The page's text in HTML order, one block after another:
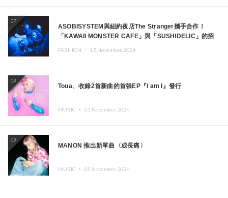
07
ASOBISYSTEM與紐約夜店The Stranger攜手合作！
「KAWAII MONSTER CAFE」與「SUSHIDELIC」的招
FASHION ・ 15.November.2024
08
Toua、收錄2首新曲的首張EP『I am I』發行
MUSIC ・ 13.November.2024
09
MANON 推出新單曲〈成長痛〉
MUSIC ・ 05.November.2024